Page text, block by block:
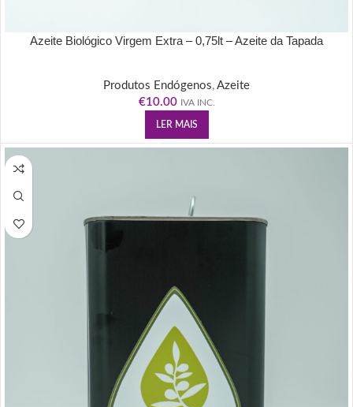
Azeite Biológico Virgem Extra – 0,75lt – Azeite da Tapada
Produtos Endógenos, Azeite
€10.00 IVA INC.
LER MAIS